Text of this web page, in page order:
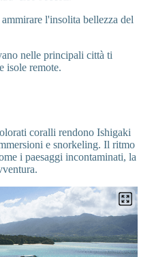
l'insolita bellezza del
nelle principali città ti
isole remote.
coralli rendono Ishigaki
e snorkeling. Il ritmo
i paesaggi incontaminati, la